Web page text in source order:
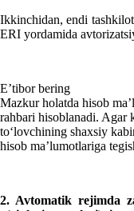
Ikkinchidan, endi
ERI yordamida
E’tibor bering
Mazkur holatda hisob
rahbari hisoblanadi. Agar
toʻlovchining shaхsiy
hisob ma’lumotlariga
2. Avtomatik rejimda